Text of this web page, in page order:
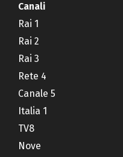
Canali
Rai 1
Rai 2
Rai 3
Rete 4
Canale 5
Italia 1
TV8
Nove